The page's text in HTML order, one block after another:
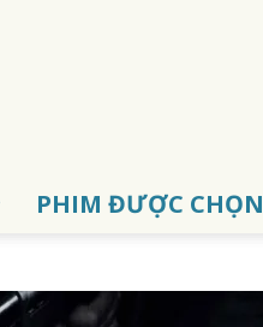
PHIM ĐƯỢC CHỌN